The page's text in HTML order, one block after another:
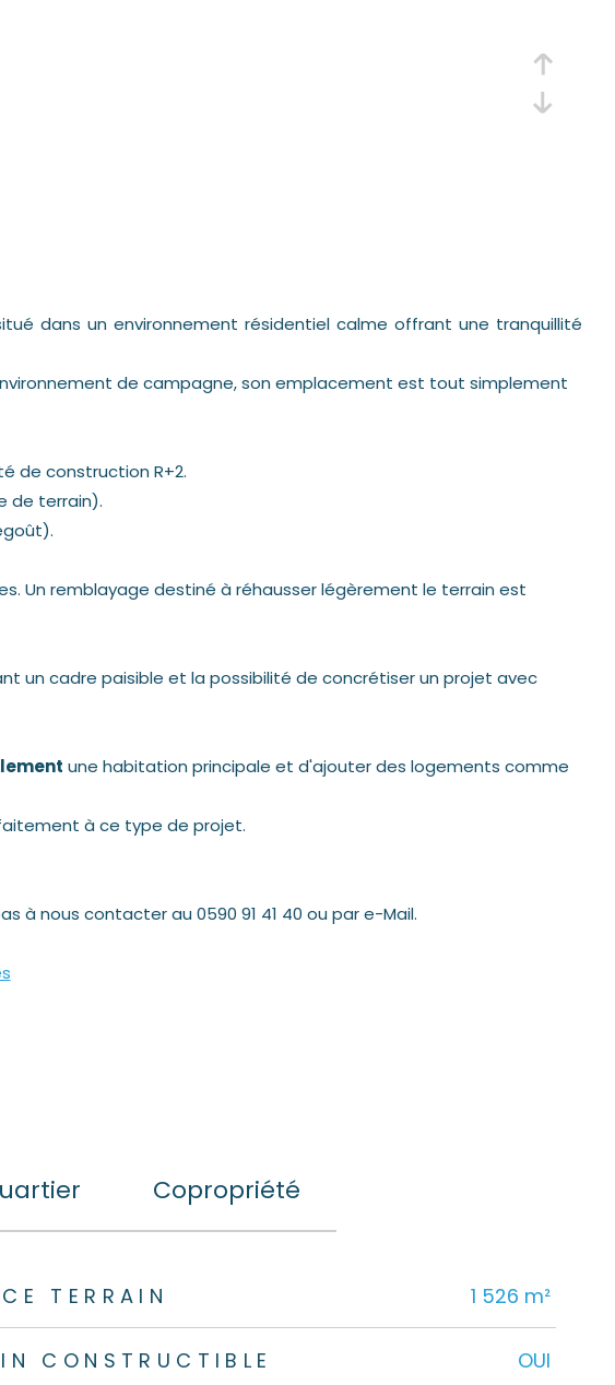
dans un environnement résidentiel calme offrant une tranquillité
de campagne, son emplacement est tout simplement
de construction R+2.
de terrain).
Un remblayage destiné à réhausser légèrement le terrain est
un cadre paisible et la possibilité de concrétiser un projet avec
une habitation principale et d'ajouter des logements comme
à ce type de projet.
à nous contacter au 0590 91 41 40 ou par e-Mail.
Copropriété
TERRAIN 1 526 m²
CONSTRUCTIBLE OUI